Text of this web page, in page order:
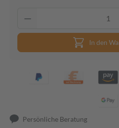
In den
Persönliche Beratung